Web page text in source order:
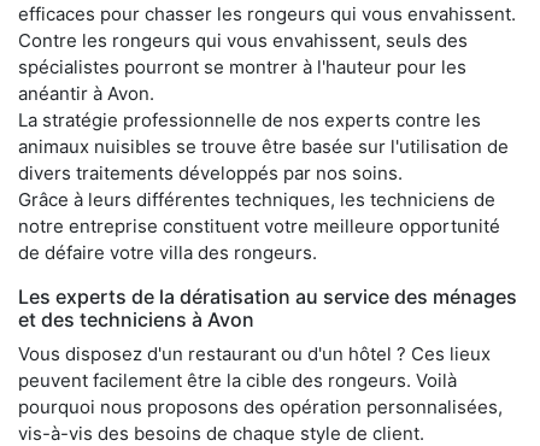
efficaces pour chasser les rongeurs qui vous envahissent.
Contre les rongeurs qui vous envahissent, seuls des
spécialistes pourront se montrer à l'hauteur pour les
anéantir à Avon.
La stratégie professionnelle de nos experts contre les
animaux nuisibles se trouve être basée sur l'utilisation de
divers traitements développés par nos soins.
Grâce à leurs différentes techniques, les techniciens de
notre entreprise constituent votre meilleure opportunité
de défaire votre villa des rongeurs.
Les experts de la dératisation au service des ménages
et des techniciens à Avon
Vous disposez d'un restaurant ou d'un hôtel ? Ces lieux
peuvent facilement être la cible des rongeurs. Voilà
pourquoi nous proposons des opération personnalisées,
vis-à-vis des besoins de chaque style de client.